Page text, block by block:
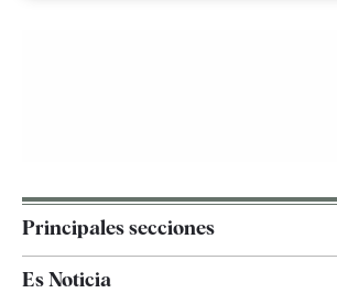
Principales secciones
España
Es Noticia